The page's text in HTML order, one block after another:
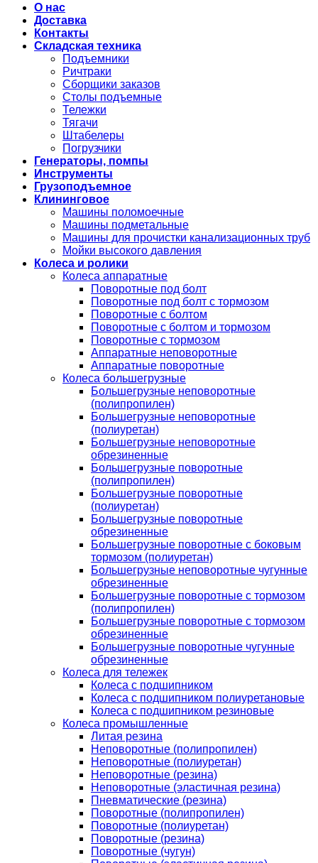
О нас
Доставка
Контакты
Складская техника
Подъемники
Ричтраки
Сборщики заказов
Столы подъемные
Тележки
Тягачи
Штабелеры
Погрузчики
Генераторы, помпы
Инструменты
Грузоподъемное
Клининговое
Машины поломоечные
Машины подметальные
Машины для прочистки канализационных труб
Мойки высокого давления
Колеса и ролики
Колеса аппаратные
Поворотные под болт
Поворотные под болт с тормозом
Поворотные с болтом
Поворотные с болтом и тормозом
Поворотные с тормозом
Аппаратные неповоротные
Аппаратные поворотные
Колеса большегрузные
Большегрузные неповоротные
(полипропилен)
Большегрузные неповоротные
(полиуретан)
Большегрузные неповоротные
обрезиненные
Большегрузные поворотные
(полипропилен)
Большегрузные поворотные
(полиуретан)
Большегрузные поворотные
обрезиненные
Большегрузные поворотные с боковым
тормозом (полиуретан)
Большегрузные неповоротные чугунные
обрезиненные
Большегрузные поворотные с тормозом
(полипропилен)
Большегрузные поворотные с тормозом
обрезиненные
Большегрузные поворотные чугунные
обрезиненные
Колеса для тележек
Колеса с подшипником
Колеса с подшипником полиуретановые
Колеса с подшипником резиновые
Колеса промышленные
Литая резина
Неповоротные (полипропилен)
Неповоротные (полиуретан)
Неповоротные (резина)
Неповоротные (эластичная резина)
Пневматические (резина)
Поворотные (полипропилен)
Поворотные (полиуретан)
Поворотные (резина)
Поворотные (чугун)